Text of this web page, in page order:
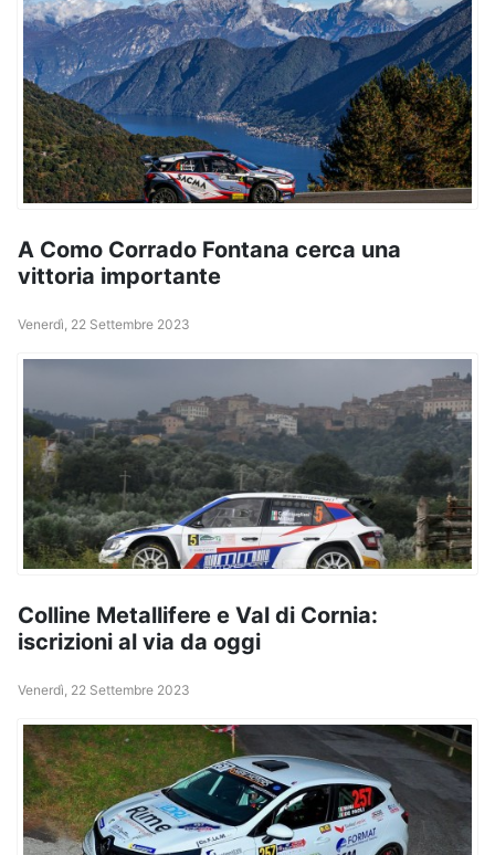
A Como Corrado Fontana cerca una
vittoria importante
Venerdì, 22 Settembre 2023
Colline Metallifere e Val di Cornia:
iscrizioni al via da oggi
Venerdì, 22 Settembre 2023